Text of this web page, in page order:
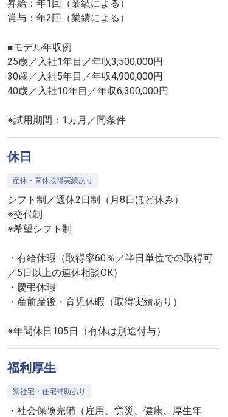
昇給：年1回（業績による）
賞与：年2回（業績による）
■モデル年収例
25歳／入社1年目／年収3,500,000円
30歳／入社5年目／年収4,900,000円
40歳／入社10年目／年収6,300,000円
※試用期間：1カ月／同条件
休日
産休・育休取得実績あり
シフト制／週休2日制（月8日ほど休み）
※交代制
※希望シフト制
・有給休暇（取得率60％／半日単位での取得可
／5日以上の連休相談OK）
・慶弔休暇
・産前産後・育児休暇（取得実績あり）
※年間休日105日（有休は別途付与）
福利厚生
寮社宅・住宅補助あり
・社会保険完備（雇用、労災、健康、厚生年